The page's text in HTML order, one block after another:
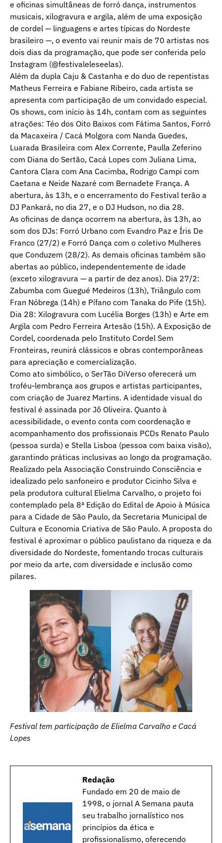
e oficinas simultâneas de forró dança, instrumentos
musicais, xilogravura e argila, além de uma exposição
de cordel — linguagens e artes típicas do Nordeste
brasileiro —, o evento vai reunir mais de 70 artistas nos
dois dias da programação, que pode ser conferida pelo
Instagram (@festivaleleseelas).
Além da dupla Caju & Castanha e do duo de repentistas
Matheus Ferreira e Fabiane Ribeiro, cada artista se
apresenta com participação de um convidado especial.
Os shows, com início às 14h, contam com as seguintes
atrações: Téo dos Oito Baixos com Fátima Santos, Forró
da Macaxeira / Cacá Molgora com Nanda Guedes,
Luarada Brasileira com Alex Corrente, Paulla Zeferino
com Diana do Sertão, Cacá Lopes com Juliana Lima,
Cantora Clara com Ana Cacimba, Rodrigo Campi com
Caetana e Neide Nazaré com Bernadete França. A
abertura, às 13h, e o encerramento do Festival terão a
DJ Pankará, no dia 27, e o DJ Hudson, no dia 28.
As oficinas de dança ocorrem na abertura, às 13h, ao
som dos DJs: Forró Urbano com Evandro Paz e Íris De
Franco (27/2) e Forró Dança com o coletivo Mulheres
que Conduzem (28/2). As demais oficinas também são
abertas ao público, independentemente de idade
(exceto xilogravura — a partir de dez anos). Dia 27/2:
Zabumba com Guegué Medeiros (13h), Triângulo com
Fran Nóbrega (14h) e Pífano com Tanaka do Pife (15h).
Dia 28: Xilogravura com Lucélia Borges (13h) e Arte em
Argila com Pedro Ferreira Artesão (15h). A Exposição de
Cordel, coordenada pelo Instituto Cordel Sem
Fronteiras, reunirá clássicos e obras contemporâneas
para apreciação e comercialização.
Como ato simbólico, o SerTão DiVerso oferecerá um
troféu-lembrança aos grupos e artistas participantes,
com criação de Juarez Martins. A identidade visual do
festival é assinada por Jô Oliveira. Quanto à
acessibilidade, o evento conta com coordenação e
acompanhamento dos profissionais PCDs Renato Paulo
(pessoa surda) e Stella Lisboa (pessoa com baixa visão),
garantindo práticas inclusivas ao longo da programação.
Realizado pela Associação Construindo Consciência e
idealizado pelo sanfoneiro e produtor Cicinho Silva e
pela produtora cultural Elielma Carvalho, o projeto foi
contemplado pela 8ª Edição do Edital de Apoio à Música
para a Cidade de São Paulo, da Secretaria Municipal de
Cultura e Economia Criativa de São Paulo. A proposta do
festival é aproximar o público paulistano da riqueza e da
diversidade do Nordeste, fomentando trocas culturais
por meio da arte, com diversidade e inclusão como
pilares.
Festival tem participação de Elielma Carvalho e Cacá
Lopes
Redação
Fundado em 20 de maio de
1998, o jornal A Semana pauta
seu trabalho jornalístico nos
princípios da ética e
profissionalismo, oferecendo